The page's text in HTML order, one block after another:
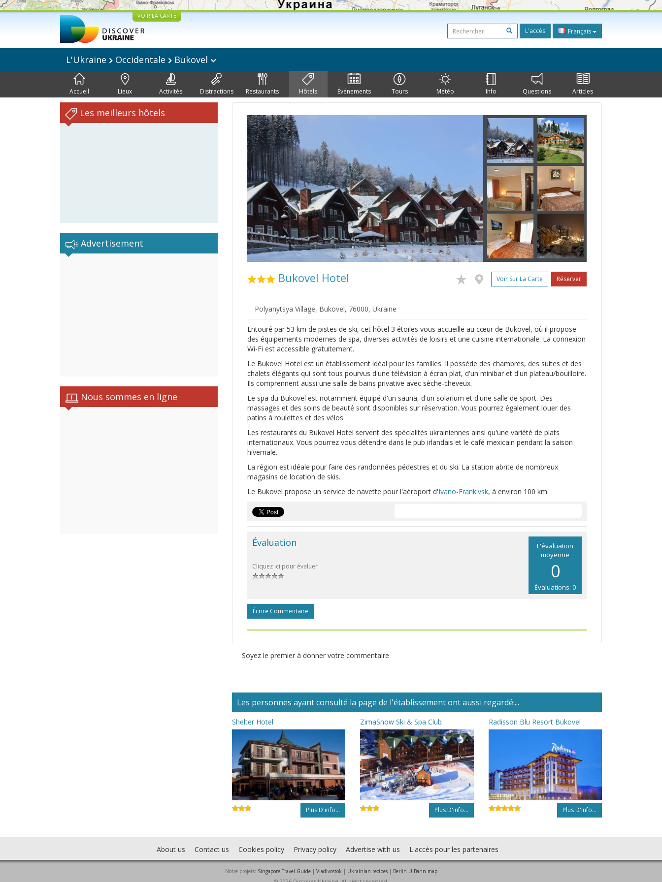
VOIR LA CARTE
L'accès Français
L'Ukraine Occidentale Bukovel
Accueil Lieux Activités Distractions Restaurants Hôtels Événements Tours Météo Info Questions Articles
Les meilleurs hôtels
Advertisement
Nous sommes en ligne
Bukovel Hotel Voir Sur La Carte Réserver
Polyanytsya Village, Bukovel, 76000, Ukraine
Entouré par 53 km de pistes de ski, cet hôtel 3 étoiles vous accueille au cœur de Bukovel, où il propose
des équipements modernes de spa, diverses activités de loisirs et une cuisine internationale. La connexion
Wi-Fi est accessible gratuitement.
Le Bukovel Hotel est un établissement idéal pour les familles. Il possède des chambres, des suites et des
chalets élégants qui sont tous pourvus d'une télévision à écran plat, d'un minibar et d'un plateau/bouilloire.
Ils comprennent aussi une salle de bains privative avec sèche-cheveux.
Le spa du Bukovel est notamment équipé d'un sauna, d'un solarium et d'une salle de sport. Des
massages et des soins de beauté sont disponibles sur réservation. Vous pourrez également louer des
patins à roulettes et des vélos.
Les restaurants du Bukovel Hotel servent des spécialités ukrainiennes ainsi qu'une variété de plats
internationaux. Vous pourrez vous détendre dans le pub irlandais et le café mexicain pendant la saison
hivernale.
La région est idéale pour faire des randonnées pédestres et du ski. La station abrite de nombreux
magasins de location de skis.
Le Bukovel propose un service de navette pour l'aéroport d'Ivano-Frankivsk, à environ 100 km.
L'évaluation
moyenne
0
Évaluations: 0
Évaluation
Cliquez ici pour évaluer
Écrire Commentaire
Soyez le premier à donner votre commentaire
Les personnes ayant consulté la page de l'établissement ont aussi regardé:...
Shelter Hotel
Plus D'info...
ZimaSnow Ski & Spa Club
Plus D'info...
Radisson Blu Resort Bukovel
Plus D'info...
About us Contact us Cookies policy Privacy policy Advertise with us L'accès pour les partenaires
Notre projets: Singapore Travel Guide| Vladivostok | Ukrainian recipes| Berlin U-Bahn map